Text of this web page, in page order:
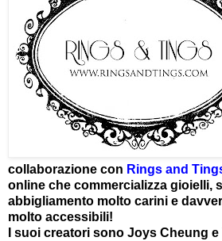
collaborazione con Rings and
online che commercializza gioielli,
abbigliamento molto carini e
molto accessibili!
I suoi creatori sono Joys Cheung